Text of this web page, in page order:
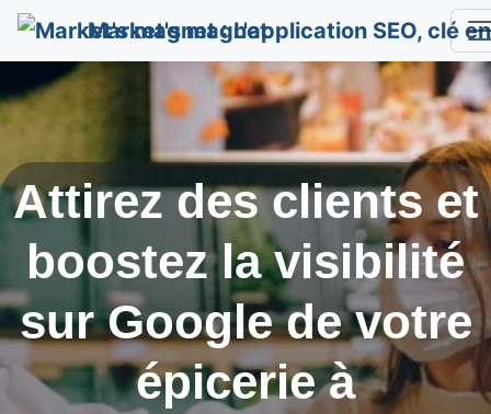
Market's magnet
Attirez des clients et
boostez la visibilité
sur Google de votre
épicerie à